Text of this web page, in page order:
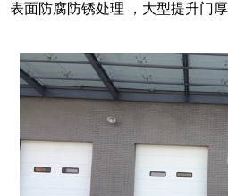
表面防腐防锈处理 ，大型提升门